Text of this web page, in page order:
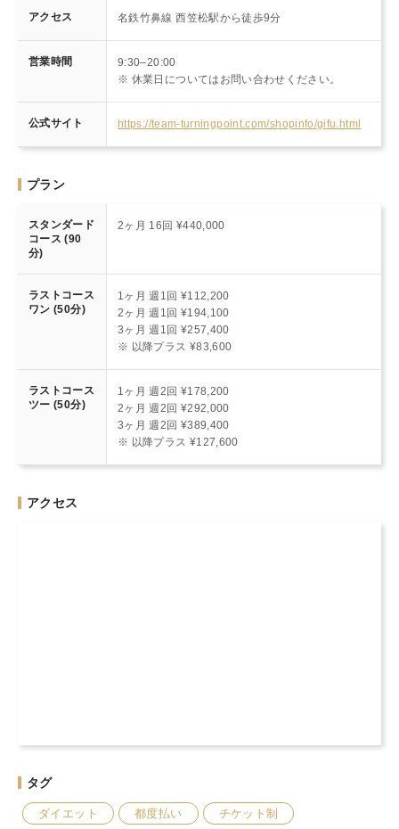
アクセス 名鉄竹鼻線 西笠松駅から徒歩9分
営業時間
9:30–20:00
※ 休業日についてはお問い合わせください。
公式サイト https://team-turningpoint.com/shopinfo/gifu.html
プラン
スタンダード
コース (90
分)
2ヶ月 16回 ¥440,000
ラストコース
ワン (50分)
1ヶ月 週1回 ¥112,200
2ヶ月 週1回 ¥194,100
3ヶ月 週1回 ¥257,400
※ 以降プラス ¥83,600
ラストコース
ツー (50分)
1ヶ月 週2回 ¥178,200
2ヶ月 週2回 ¥292,000
3ヶ月 週2回 ¥389,400
※ 以降プラス ¥127,600
アクセス
タグ
ダイエット 都度払い チケット制